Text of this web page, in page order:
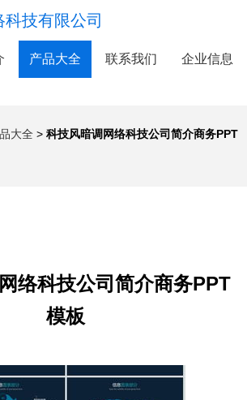
技有限公司
产品大全 联系我们 企业信息
大全 > 科技风暗调网络科技公司简介商务PPT
络科技公司简介商务PPT
模板